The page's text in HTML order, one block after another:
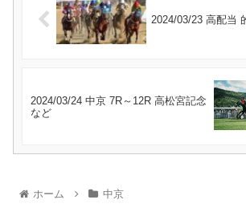
2024/03/23 高配当
2024/03/24 中京 7R～12R 高松宮記念
など
ホーム 中京